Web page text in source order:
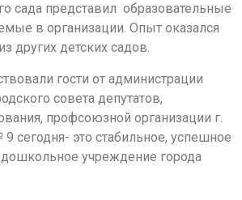
сада представил образовательные
в организации. Опыт оказался
других детских садов.
гости от администрации
совета депутатов,
профсоюзной организации г.
это стабильное, успешное
учреждение города